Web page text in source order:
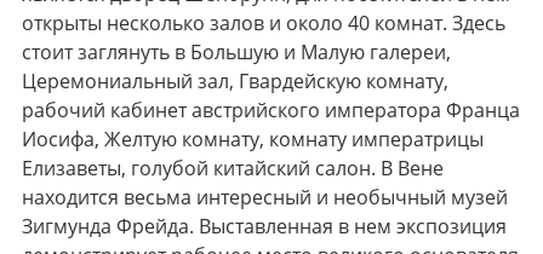
открыты несколько залов и около 40 комнат. Здесь
стоит заглянуть в Большую и Малую галереи,
Церемониальный зал, Гвардейскую комнату,
рабочий кабинет австрийского императора Франца
Иосифа, Желтую комнату, комнату императрицы
Елизаветы, голубой китайский салон. В Вене
находится весьма интересный и необычный музей
Зигмунда Фрейда. Выставленная в нем экспозиция